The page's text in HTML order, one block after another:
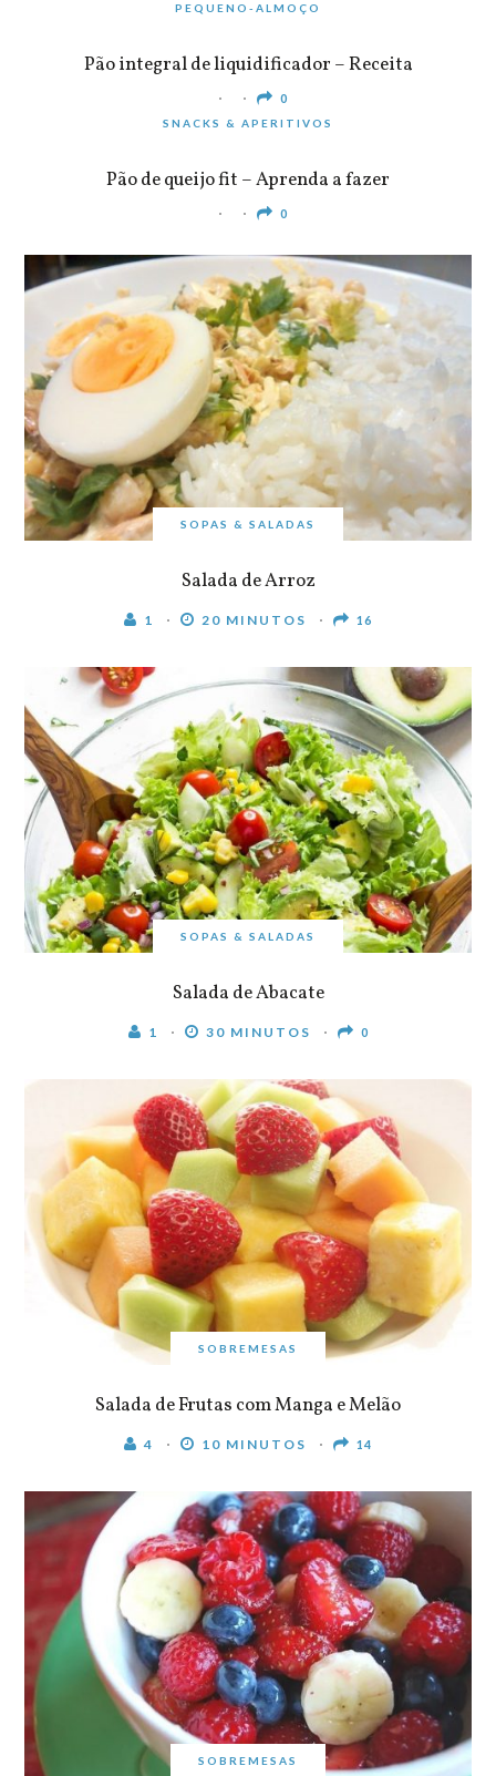
PEQUENO-ALMOÇO
Pão integral de liquidificador – Receita
0
SNACKS & APERITIVOS
Pão de queijo fit – Aprenda a fazer
0
SOPAS & SALADAS
Salada de Arroz
1 20 MINUTOS 16
SOPAS & SALADAS
Salada de Abacate
1 30 MINUTOS 0
SOBREMESAS
Salada de Frutas com Manga e Melão
4 10 MINUTOS 14
SOBREMESAS